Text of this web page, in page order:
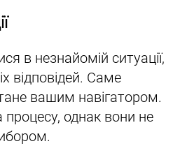
в незнайомій ситуації,
відповідей. Саме
вашим навігатором.
однак вони не